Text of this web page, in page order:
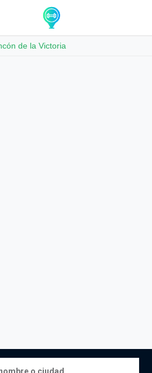
de la Victoria